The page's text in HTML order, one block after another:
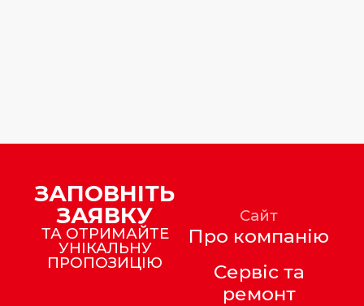
ЗАПОВНІТЬ
ЗАЯВКУ
ТА ОТРИМАЙТЕ
УНІКАЛЬНУ
ПРОПОЗИЦІЮ
Сайт
Про компанію
Сервіс та
ремонт